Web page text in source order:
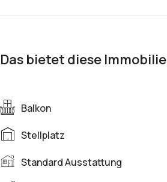
Das bietet diese Immobilie
Balkon
Stellplatz
Standard Ausstattung